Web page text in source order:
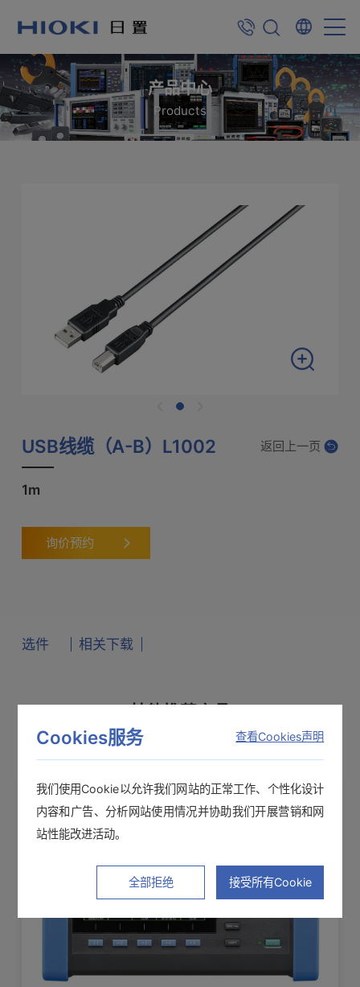
产品中心
Products
USB线缆（A-B）L1002 返回上一页
1m
询价预约
选件 相关下载
适配主机
电阻计RM3545A
全检的新标杆。高精度判定焊接和连接质量
是否合格。
直流电压计 DM7276
查看详情>>
产品外观图 在线培训视频 软件下载
其他推荐产品
Cookies服务 查看Cookies声明
我们使用Cookie以允许我们网站的正常工作、个性化设计
内容和广告、分析网站使用情况并协助我们开展营销和网
站性能改进活动。
全部拒绝 接受所有Cookie